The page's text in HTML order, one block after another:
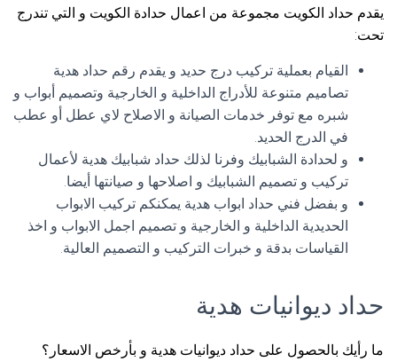
يقدم حداد الكويت مجموعة من اعمال حدادة الكويت و التي تندرج
تحت:
القيام بعملية تركيب درج حديد و يقدم رقم حداد هدية
تصاميم متنوعة للأدراج الداخلية و الخارجية وتصميم أبواب و
شبره مع توفر خدمات الصيانة و الاصلاح لاي عطل أو عطب
في الدرج الحديد.
و لحدادة الشبابيك وفرنا لذلك حداد شبابيك هدية لأعمال
تركيب و تصميم الشبابيك و اصلاحها و صيانتها أيضا.
و بفضل فني حداد ابواب هدية يمكنكم تركيب الابواب
الحديدية الداخلية و الخارجية و تصميم اجمل الابواب و اخذ
القياسات بدقة و خبرات التركيب و التصميم العالية.
حداد ديوانيات هدية
ما رأيك بالحصول على حداد ديوانيات هدية و بأرخص الاسعار؟